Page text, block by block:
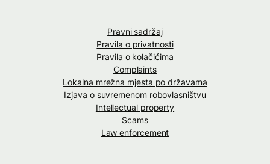
Pravni sadržaj
Pravila o privatnosti
Pravila o kolačićima
Complaints
Lokalna mrežna mjesta po državama
Izjava o suvremenom robovlasništvu
Intellectual property
Scams
Law enforcement